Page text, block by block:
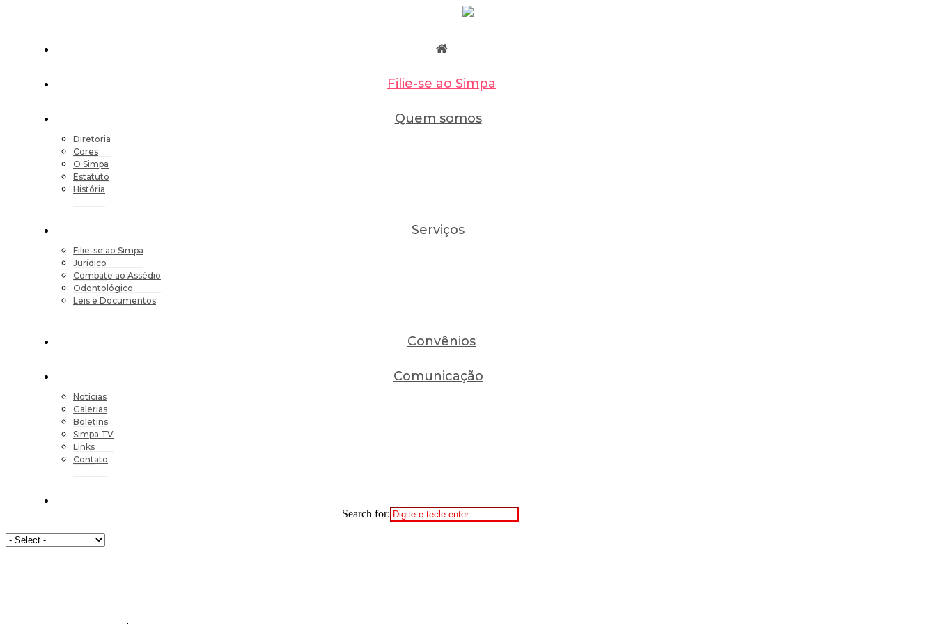
Filie-se ao Simpa
Quem somos
Diretoria
Cores
O Simpa
Estatuto
História
Serviços
Filie-se ao Simpa
Jurídico
Combate ao Assédio
Odontológico
Leis e Documentos
Convênios
Comunicação
Notícias
Galerias
Boletins
Simpa TV
Links
Contato
Search for: